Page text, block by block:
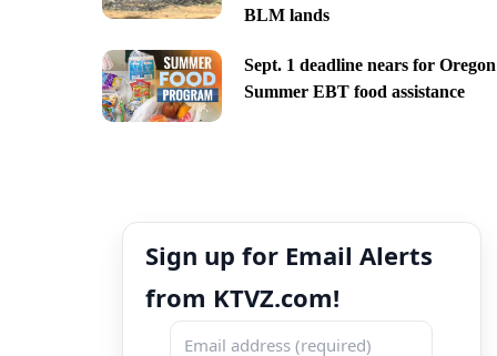
BLM lands
Sept. 1 deadline nears for Oregon
Summer EBT food assistance
Sign up for Email Alerts
from KTVZ.com!